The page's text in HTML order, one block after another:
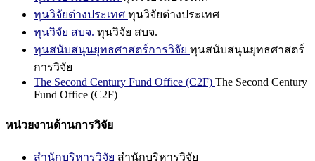
ทุนวิจัยต่างประเทศ ทุนวิจัยต่างประเทศ
ทุนวิจัย สบจ. ทุนวิจัย สบจ.
ทุนสนับสนุนยุทธศาสตร์การวิจัย ทุนสนับสนุนยุทธศาสตร์
การวิจัย
The Second Century Fund Office (C2F) The Second Century
Fund Office (C2F)
หน่วยงานด้านการวิจัย
สำนักบริหารวิจัย สำนักบริหารวิจัย